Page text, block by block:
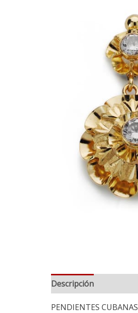
Descripción
PENDIENTES CUBANAS